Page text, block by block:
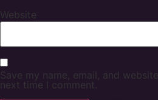
Website
Save my name, email, and
next time I comment.